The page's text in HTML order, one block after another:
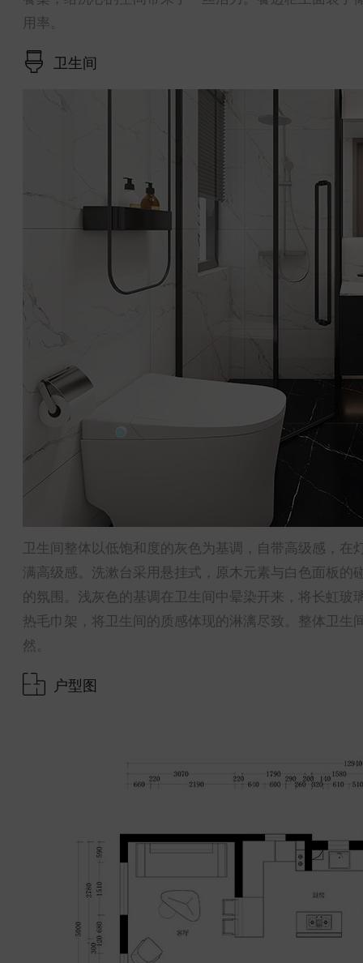
用率。
卫生间
卫生间整体以低饱和度的灰色为基调，自带高级感，
满高级感。洗漱台采用悬挂式，原木元素与白色面板
的氛围。浅灰色的基调在卫生间中晕染开来，将长虹
热毛巾架，将卫生间的质感体现的淋漓尽致。整体卫
然。
户型图